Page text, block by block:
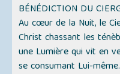
BÉNÉDICTION DU
Au cœur de la Nuit, le
Christ chassant les
une Lumière qui vit en
se consumant Lui-